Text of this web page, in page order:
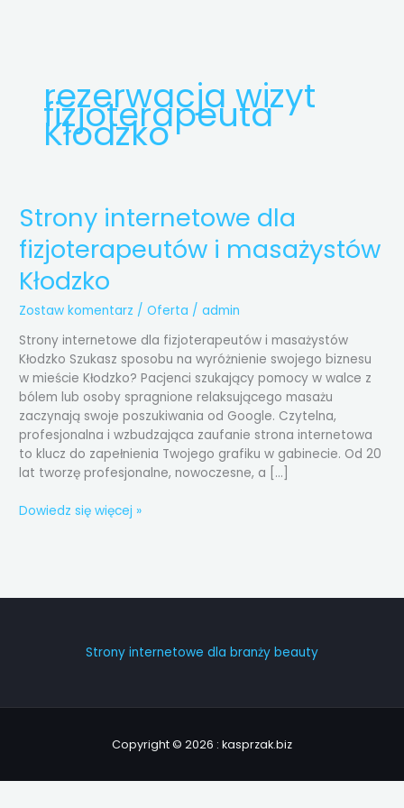
rezerwacja wizyt
fizjoterapeuta
Kłodzko
Strony internetowe dla
fizjoterapeutów i masażystów
Kłodzko
Zostaw komentarz /Oferta /admin
Strony internetowe dla fizjoterapeutów i masażystów
Kłodzko Szukasz sposobu na wyróżnienie swojego biznesu
w mieście Kłodzko? Pacjenci szukający pomocy w walce z
bólem lub osoby spragnione relaksującego masażu
zaczynają swoje poszukiwania od Google. Czytelna,
profesjonalna i wzbudzająca zaufanie strona internetowa
to klucz do zapełnienia Twojego grafiku w gabinecie. Od 20
lat tworzę profesjonalne, nowoczesne, a […]
Strony
internetowe
dla
fizjoterapeutów
i
masażystów
Dowiedz się więcej »
Strony internetowe dla branży beauty
Copyright © 2026 : kasprzak.biz